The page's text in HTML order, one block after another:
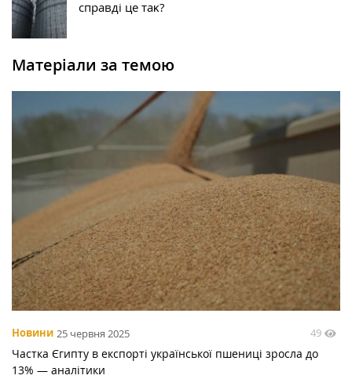
справді це таĸ?
Матеріали за темою
Новини 25 червня 2025 49
Частка Єгипту в експорті української пшениці зросла до
13% — аналітики